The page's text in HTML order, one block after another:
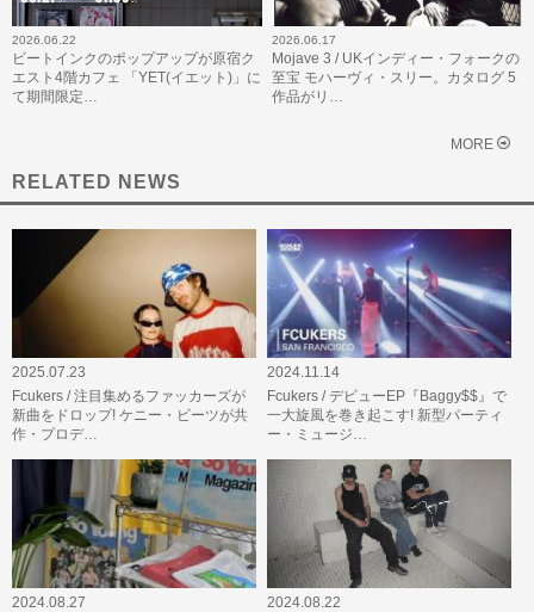
2026.06.22
ビートインクのポップアップが原宿ク
エスト4階カフェ 「YET(イエット)」に
て期間限定…
2026.06.17
Mojave 3 / UKインディー・フォークの
至宝 モハーヴィ・スリー。カタログ 5
作品がリ…
MORE
RELATED NEWS
2025.07.23
Fcukers / 注目集めるファッカーズが
新曲をドロップ! ケニー・ビーツが共
作・プロデ…
2024.11.14
Fcukers / デビューEP『Baggy$$』で
一大旋風を巻き起こす! 新型パーティ
ー・ミュージ…
2024.08.27
2024.08.22